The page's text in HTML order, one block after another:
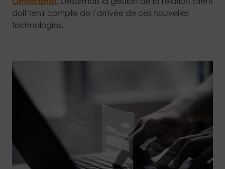
doit tenir compte de l’arrivée de ces nouvelles
technologies.